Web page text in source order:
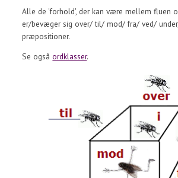
Alle de 'forhold', der kan være mellem fluen
er/bevæger sig over/ til/ mod/ fra/ ved/
præpositioner.
Se ogsåordklasser.